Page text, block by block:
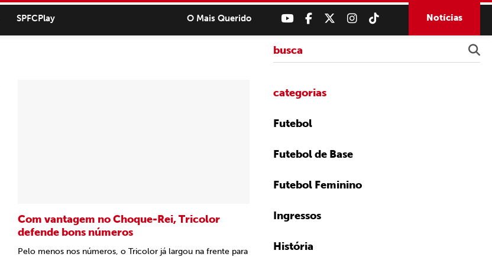
SPFCPlay O Mais Querido Notícias
Com vantagem no Choque-Rei, Tricolor
defende bons números
Pelo menos nos números, o Tricolor já largou na frente para
categorias
Futebol
Futebol de Base
Futebol Feminino
Ingressos
História